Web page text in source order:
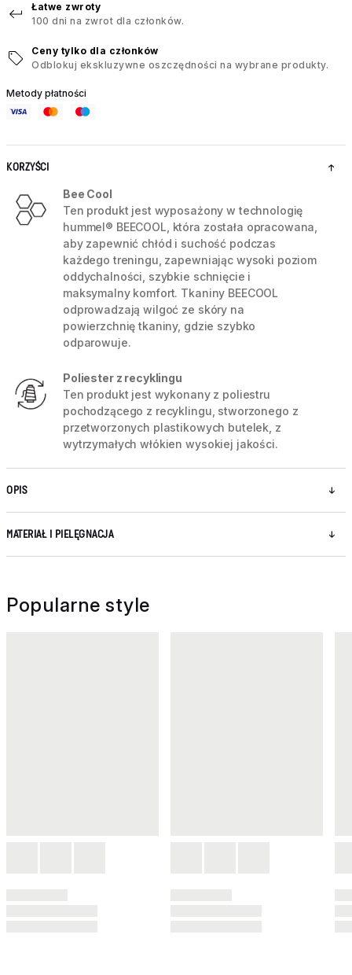
Łatwe zwroty
100 dni na zwrot dla członków.
Ceny tylko dla członków
Odblokuj ekskluzywne oszczędności na wybrane produkty.
Metody płatności
KORZYŚCI
Bee Cool
Ten produkt jest wyposażony w technologię
hummel® BEECOOL, która została opracowana,
aby zapewnić chłód i suchość podczas
każdego treningu, zapewniając wysoki poziom
oddychalności, szybkie schnięcie i
maksymalny komfort. Tkaniny BEECOOL
odprowadzają wilgoć ze skóry na
powierzchnię tkaniny, gdzie szybko
odparowuje.
Poliester z recyklingu
Ten produkt jest wykonany z poliestru
pochodzącego z recyklingu, stworzonego z
przetworzonych plastikowych butelek, z
wytrzymałych włókien wysokiej jakości.
OPIS
MATERIAŁ I PIELĘGNACJA
Popularne style